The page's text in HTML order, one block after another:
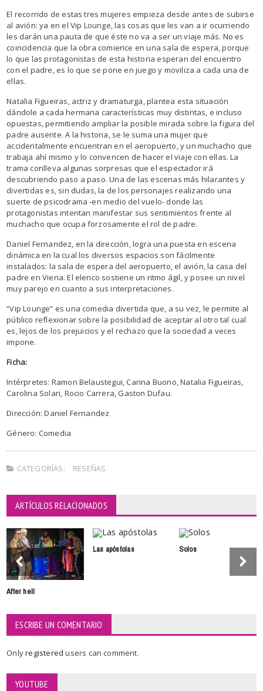
El recorrido de estas tres mujeres empieza desde antes de subirse
al avión: ya en el Vip Lounge, las cosas que les van a ir ocurriendo
les darán una pauta de que éste no va a ser un viaje más. No es
coincidencia que la obra comience en una sala de espera, porque
lo que las protagonistas de esta historia esperan del encuentro
con el padre, es lo que se pone en juego y moviliza a cada una de
ellas.
Natalia Figueiras, actriz y dramaturga, plantea esta situación
dándole a cada hermana características muy distintas, e incluso
opuestas, permitiendo ampliar la posible mirada sobre la figura del
padre ausente. A la historia, se le suma una mujer que
accidentalmente encuentran en el aeropuerto, y un muchacho que
trabaja ahí mismo y lo convencen de hacer el viaje con ellas. La
trama conlleva algunas sorpresas que el espectador irá
descubriendo paso a paso. Una de las escenas más hilarantes y
divertidas es, sin dudas, la de los personajes realizando una
suerte de psicodrama -en medio del vuelo- donde las
protagonistas intentan manifestar sus sentimientos frente al
muchacho que ocupa forzosamente el rol de padre.
Daniel Fernandez, en la dirección, logra una puesta en escena
dinámica en la cual los diversos espacios son fácilmente
instalados: la sala de espera del aeropuerto, el avión, la casa del
padre en Viena. El elenco sostiene un ritmo ágil, y posee un nivel
muy parejo en cuanto a sus interpretaciones.
“Vip Lounge” es una comedia divertida que, a su vez, le permite al
público reflexionar sobre la posibilidad de aceptar al otro tal cual
es, lejos de los prejuicios y el rechazo que la sociedad a veces
impone.
Ficha:
Intérpretes: Ramon Belaustegui, Carina Buono, Natalia Figueiras,
Carolina Solari, Rocio Carrera, Gaston Dufau.
Dirección: Daniel Fernandez
Género: Comedia
CATEGORÍAS: RESEÑAS
ARTÍCULOS RELACIONADOS
After hell
Las apóstolas Solos
ESCRIBE UN COMENTARIO
Onlyregisteredusers can comment.
YOUTUBE